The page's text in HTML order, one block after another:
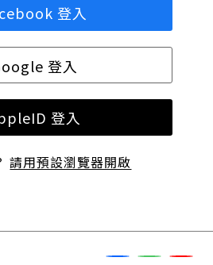
登入
登入
登入
請用預設瀏覽器開啟